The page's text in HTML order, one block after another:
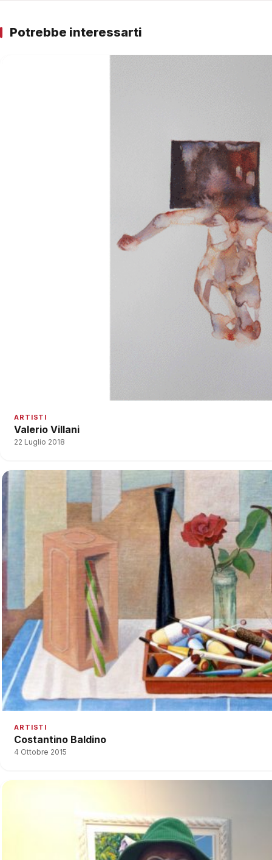
Potrebbe interessarti
ARTISTI
Valerio Villani
22 Luglio 2018
ARTISTI
Costantino Baldino
4 Ottobre 2015